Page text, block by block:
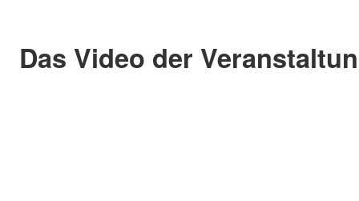
Das Video der